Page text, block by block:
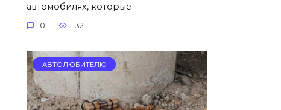
автомобилях, которые
0 132
АВТОЛЮБИТЕЛЮ